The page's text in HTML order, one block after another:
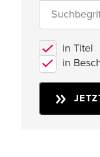
in Titel
in